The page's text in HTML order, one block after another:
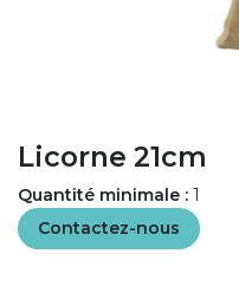
Licorne 21cm
Quantité minimale : 1
Contactez-nous